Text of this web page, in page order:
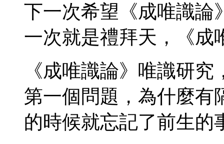
下一次希望《成唯識論
一次就是禮拜天，《成
《成唯識論》唯識研
第一個問題，為什麼有
的時候就忘記了前生的